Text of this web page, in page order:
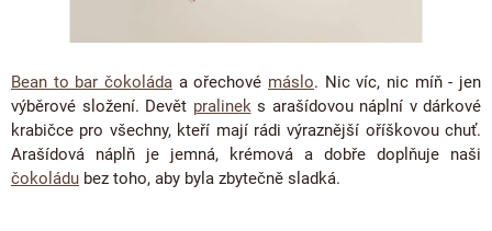
Obaleno v čokoládě
Snídaňové kaše
Káva - Coffeespot
Ořechy a ovoce
Čokoláda k dalšímu zpracování
Bean to bar čokoláda a ořechové máslo. Nic víc, nic míň - jen
výběrové složení. Devět pralineks arašídovou náplní v dárkové
krabičce pro všechny, kteří mají rádi výraznější oříškovou chuť.
Arašídová náplň je jemná, krémová a dobře doplňuje naši
čokoládu bez toho, aby byla zbytečně sladká.